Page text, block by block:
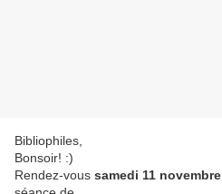
Bibliophiles,
Bonsoir! :)
Rendez-vous samedi 11 novembre